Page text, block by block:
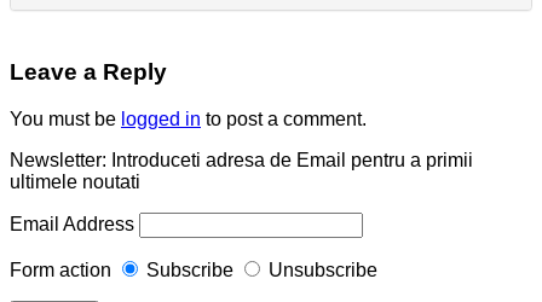
Leave a Reply
You must be logged in to post a comment.
Newsletter: Introduceti adresa de Email pentru a primii
ultimele noutati
Email Address
Form action Subscribe Unsubscribe